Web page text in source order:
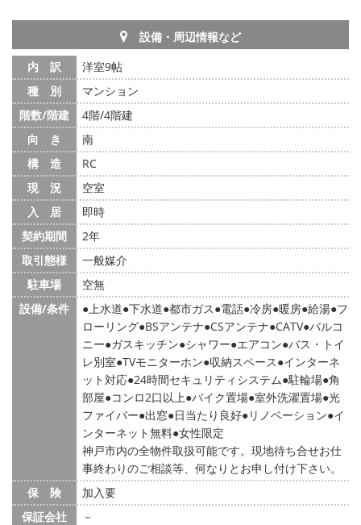
設備・周辺情報など
内 訳
洋室9帖
種 別
マンション
階数/階建
4階/4階建
向 き
南
構 造
RC
現 況
空室
入 居
即時
契約期間
2年
取引態様
一般媒介
駐車場
空無
設備/条件
上水道 下水道 都市ガス 電話 冷房 暖房 給湯 フ
ローリング BSアンテナ CSアンテナ CATV バルコ
ニー ガスキッチン シャワー エアコン バス・トイ
レ別室 TVモニターホン 収納スペース インターネ
ット対応 24時間セキュリティシステム 駐輪場 角
部屋 コンロ2口以上 バイク置場 室外洗濯置場 光
ファイバー 出窓 日当たり良好 リノベーション イ
ンターネット無料 女性限定
神戸市内の全物件取扱可能です。現地待ち合せお仕
事終わりのご相談等、何なりとお申し付け下さい。
保 険
加入要
保証会社
－